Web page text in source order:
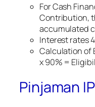
For Cash
Contribution,
accumulated
Interest rates
Calculation of
x 90% =
Pinjaman